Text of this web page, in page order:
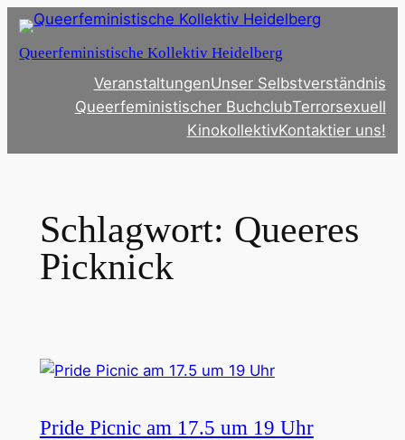
Zum
springen
Queerfeministische Kollektiv Heidelberg
VeranstaltungenUnser Selbstverständnis
Queerfeministischer BuchclubTerrorsexuell
KinokollektivKontaktier uns!
Schlagwort: Queeres
Picknick
Pride Picnic am 17.5 um 19 Uhr